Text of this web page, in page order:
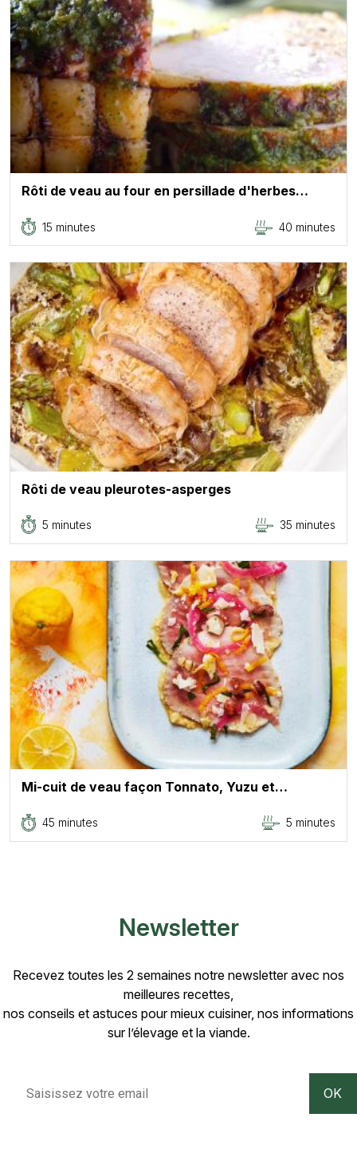
Rôti de veau au four en persillade d'herbes…
15 minutes 40 minutes
Rôti de veau pleurotes-asperges
5 minutes 35 minutes
Mi-cuit de veau façon Tonnato, Yuzu et…
45 minutes 5 minutes
Newsletter
Recevez toutes les 2 semaines notre newsletter avec nos
meilleures recettes,
nos conseils et astuces pour mieux cuisiner, nos informations
sur l’élevage et la viande.